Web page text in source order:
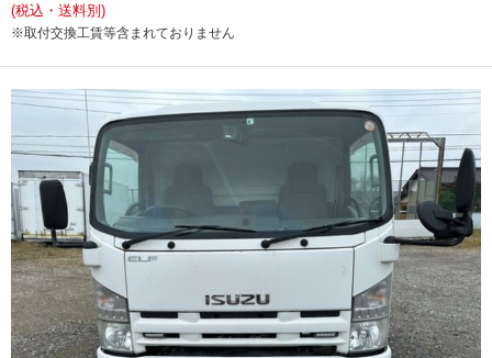
(税込・送料別)
※取付交換工賃等含まれておりません